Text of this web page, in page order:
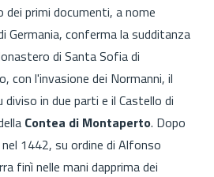
dei primi documenti, a nome
Germania, conferma la sudditanza
di Santa Sofia di
con l'invasione dei Normanni, il
diviso in due parti e il Castello di
Contea di Montaperto. Dopo
1442, su ordine di Alfonso
finì nelle mani dapprima dei